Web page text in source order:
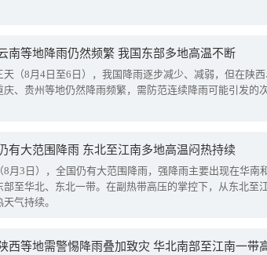
南等地降雨仍然频繁 我国东部多地高温不断
天（8月4日至6日），我国降雨逐步减少、减弱，但在陕西
庆、贵州等地仍然降雨频繁，需防范连续降雨可能引发的
有大范围降雨 东北至江南多地高温闷热持续
8月3日），全国仍有大范围降雨，强降雨主要出现在华南
部至华北、东北一带。在副热带高压的掌控下，从东北至
气持续。